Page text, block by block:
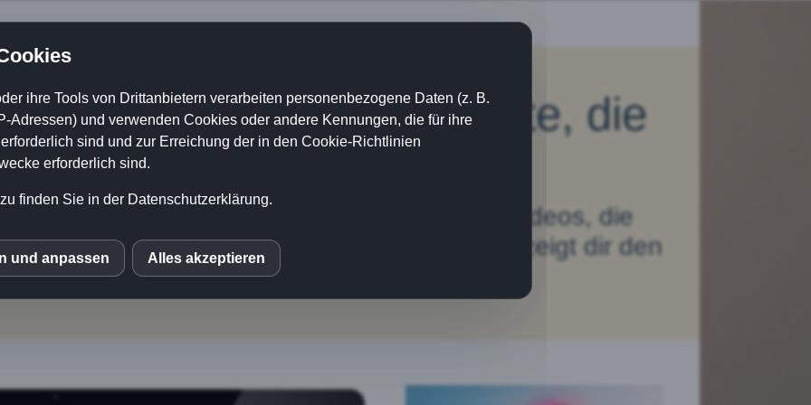
2.0: Reichweite, die
nach Business anfühlt
keine Trends, kein Theater. Du willst kurze Videos, die
dir sichtbar Kunden bringen. Dieses Buch zeigt dir den
Weg: klar, ruhig, umsetzbar.
ihre Tools von Drittanbietern verarbeiten personenbezogene Daten (z. B.
Adressen) und verwenden Cookies oder andere Kennungen, die für ihre
sind und zur Erreichung der in den Cookie-Richtlinien
erforderlich sind.
finden Sie in der Datenschutzerklärung.
und anpassen Alles akzeptieren